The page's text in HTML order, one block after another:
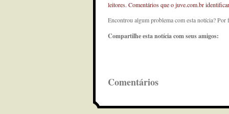
leitores. Comentários que o juve.com.br
Encontrou algum problema com esta notícia?
Compartilhe esta notícia com seus amigos:
Comentários